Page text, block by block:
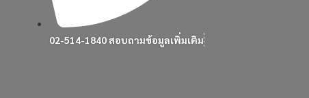
02-514-1840 สอบถามข้อมูลเพิ่มเติม